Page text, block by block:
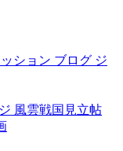
ション ブログ ジ
風雲戦国見立帖